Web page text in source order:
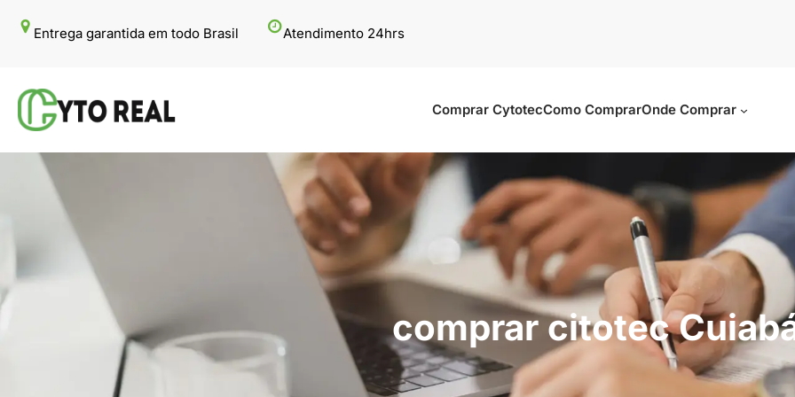
para
conteúdo
Entrega garantida em todo Brasil Atendimento 24hrs
Comprar CytotecComo ComprarOnde Comprar
comprar citotec